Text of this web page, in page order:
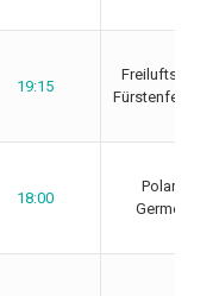
19:15
18:00
Polariom
Germering